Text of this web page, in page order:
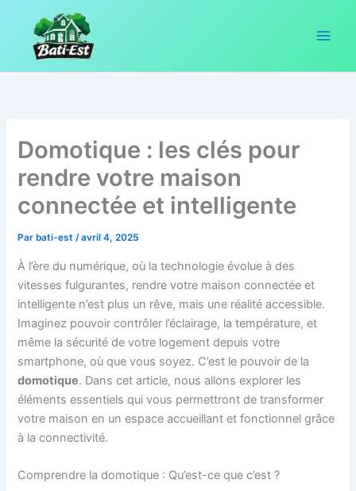
contenu
Domotique : les clés pour
rendre votre maison
connectée et intelligente
Par bati-est/avril 4, 2025
À l’ère du numérique, où la technologie évolue à des
vitesses fulgurantes, rendre votre maison connectée et
intelligente n’est plus un rêve, mais une réalité accessible.
Imaginez pouvoir contrôler l’éclairage, la température, et
même la sécurité de votre logement depuis votre
smartphone, où que vous soyez. C’est le pouvoir de la
domotique. Dans cet article, nous allons explorer les
éléments essentiels qui vous permettront de transformer
votre maison en un espace accueillant et fonctionnel grâce
à la connectivité.
Comprendre la domotique : Qu’est-ce que c’est ?